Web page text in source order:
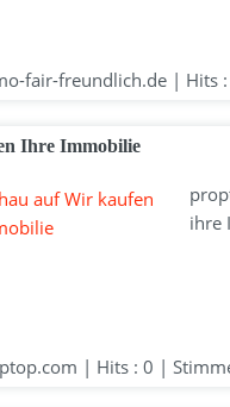
fair-freundlich.de | Hits
Ihre Immobilie
ihre
| Hits : 0 |